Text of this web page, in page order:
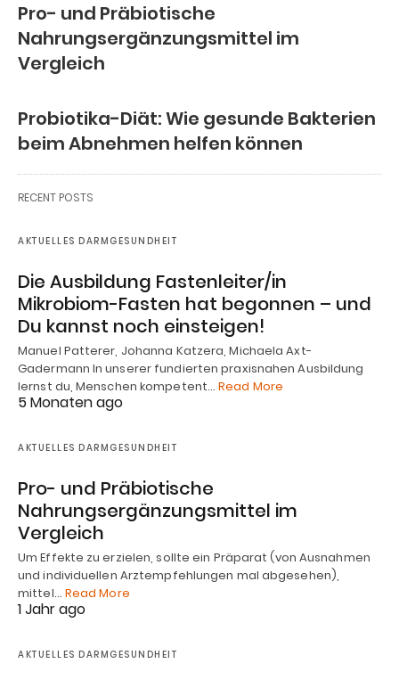
Pro- und Präbiotische
Nahrungsergänzungsmittel im
Vergleich
Probiotika-Diät: Wie gesunde Bakterien
beim Abnehmen helfen können
RECENT POSTS
AKTUELLES DARMGESUNDHEIT
Die Ausbildung Fastenleiter/in
Mikrobiom-Fasten hat begonnen – und
Du kannst noch einsteigen!
Manuel Patterer, Johanna Katzera, Michaela Axt-
Gadermann In unserer fundierten praxisnahen Ausbildung
lernst du, Menschen kompetent…Read More
5 Monaten ago
AKTUELLES DARMGESUNDHEIT
Pro- und Präbiotische
Nahrungsergänzungsmittel im
Vergleich
Um Effekte zu erzielen, sollte ein Präparat (von Ausnahmen
und individuellen Arztempfehlungen mal abgesehen),
mittel… Read More
1 Jahr ago
AKTUELLES DARMGESUNDHEIT